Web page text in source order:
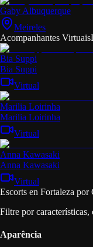
Gaby Albuquerque
Meireles
Acompanhantes Virtuais
Bia Suppi
Bia Suppi
Virtual
Marilia Loirinha
Marilia Loirinha
Virtual
Anna Kawasaki
Anna Kawasaki
Virtual
Escorts en Fortaleza por
Filtre por características,
Aparência